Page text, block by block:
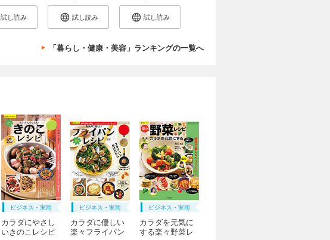
試し読み 試し読み 試し読み
「暮らし・健康・美容」ランキングの一覧へ
ビジネス・実用
カラダにやさし
いきのこレシピ
ビジネス・実用
カラダに優しい
楽々フライパン
ビジネス・実用
カラダを元気に
する楽々野菜レ